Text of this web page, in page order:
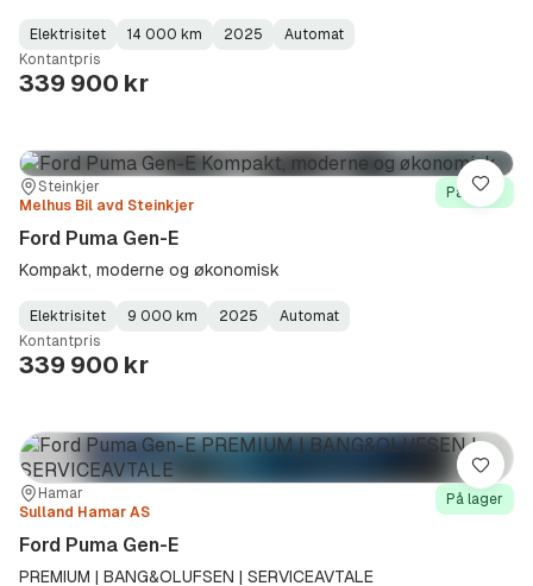
Fuel
Type:
Elektrisitet
Kilometerstand:
14 000 km
Model
Year:
2025
Gearbox
Type:
Automat
Kontantpris
339 900 kr
Sted:
Steinkjer
Forhandler:
Melhus Bil avd Steinkjer
På lager
Ford Puma Gen-E
Kompakt, moderne og økonomisk
Fuel
Type:
Elektrisitet
Kilometerstand:
9 000 km
Model
Year:
2025
Gearbox
Type:
Automat
Kontantpris
339 900 kr
Lagre
Sted:Hamar
Forhandler:
Sulland Hamar AS
På lager
Ford Puma Gen-E
PREMIUM | BANG&OLUFSEN | SERVICEAVTALE
Lagre